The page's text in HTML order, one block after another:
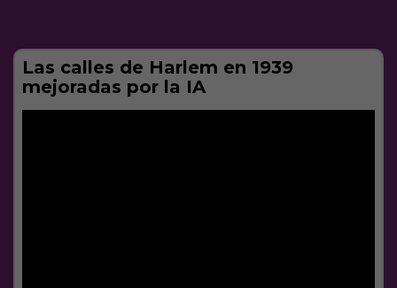
Las calles de Harlem en 1939
mejoradas por la IA